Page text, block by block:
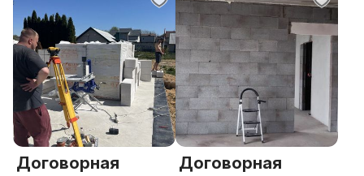
Договорная Договорная